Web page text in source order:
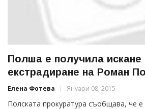
Полша е получила искане
екстрадиране на Роман
Елена Фотева Януари 08, 2015
Полската прокуратура съобщава, че е